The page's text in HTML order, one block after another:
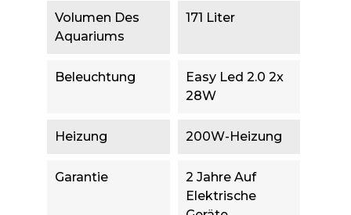
Volumen Des
Aquariums
171 Liter
Beleuchtung
Easy Led 2.0 2x
28W
Heizung 200W-Heizung
Garantie
2 Jahre Auf
Elektrische